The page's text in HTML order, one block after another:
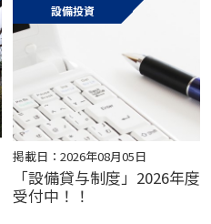
設備投資
掲載日：2026年08月05日
「設備貸与制度」2026年度
受付中！！